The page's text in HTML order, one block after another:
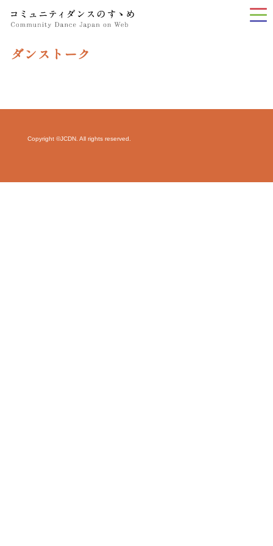
ダンストーク
Copyright ©JCDN. All rights reserved.